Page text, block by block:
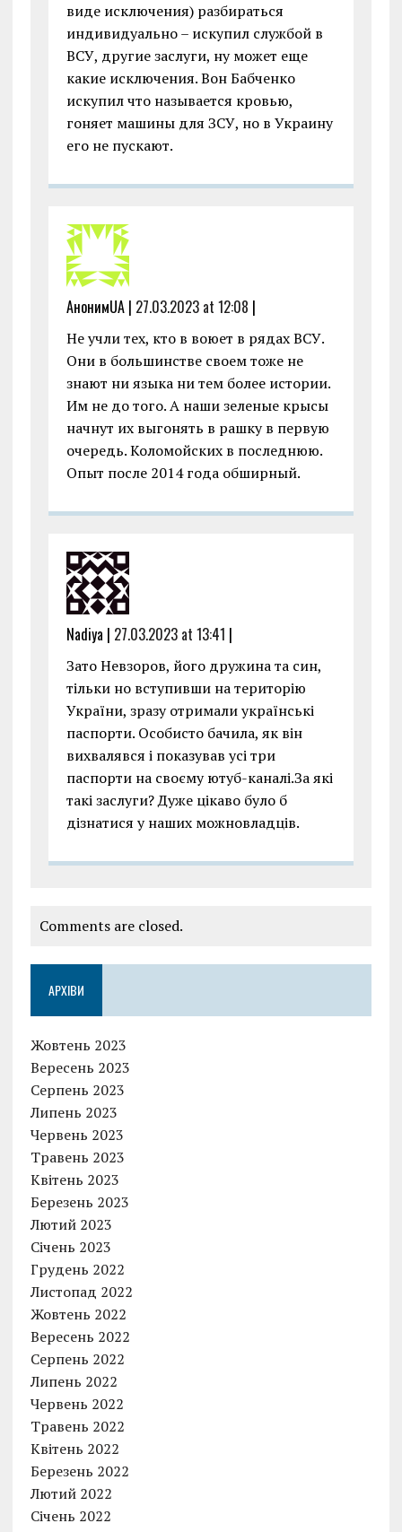
виде исключения) разбираться
индивидуально – искупил службой в
ВСУ, другие заслуги, ну может еще
какие исключения. Вон Бабченко
искупил что называется кровью,
гоняет машины для ЗСУ, но в Украину
его не пускают.
АнонимUA | 27.03.2023 at 12:08 |
Не учли тех, кто в воюет в рядах ВСУ.
Они в большинстве своем тоже не
знают ни языка ни тем более истории.
Им не до того. А наши зеленые крысы
начнут их выгонять в рашку в первую
очередь. Коломойских в последнюю.
Опыт после 2014 года обширный.
Nadiya | 27.03.2023 at 13:41 |
Зато Невзоров, його дружина та син,
тільки но вступивши на територію
України, зразу отримали українські
паспорти. Особисто бачила, як він
вихвалявся і показував усі три
паспорти на своєму ютуб-каналі.За які
такі заслуги? Дуже цікаво було б
дізнатися у наших можновладців.
Comments are closed.
АРХІВИ
Жовтень 2023
Вересень 2023
Серпень 2023
Липень 2023
Червень 2023
Травень 2023
Квітень 2023
Березень 2023
Лютий 2023
Січень 2023
Грудень 2022
Листопад 2022
Жовтень 2022
Вересень 2022
Серпень 2022
Липень 2022
Червень 2022
Травень 2022
Квітень 2022
Березень 2022
Лютий 2022
Січень 2022